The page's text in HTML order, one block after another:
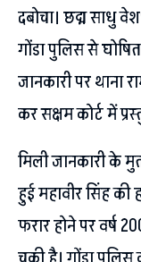
दबोचा। छद्म साधु
गोंडा पुलिस से
जानकारी पर थाना
कर सक्षम कोर्ट में
मिली जानकारी के
हुई महावीर सिंह
फरार होने पर वर्ष